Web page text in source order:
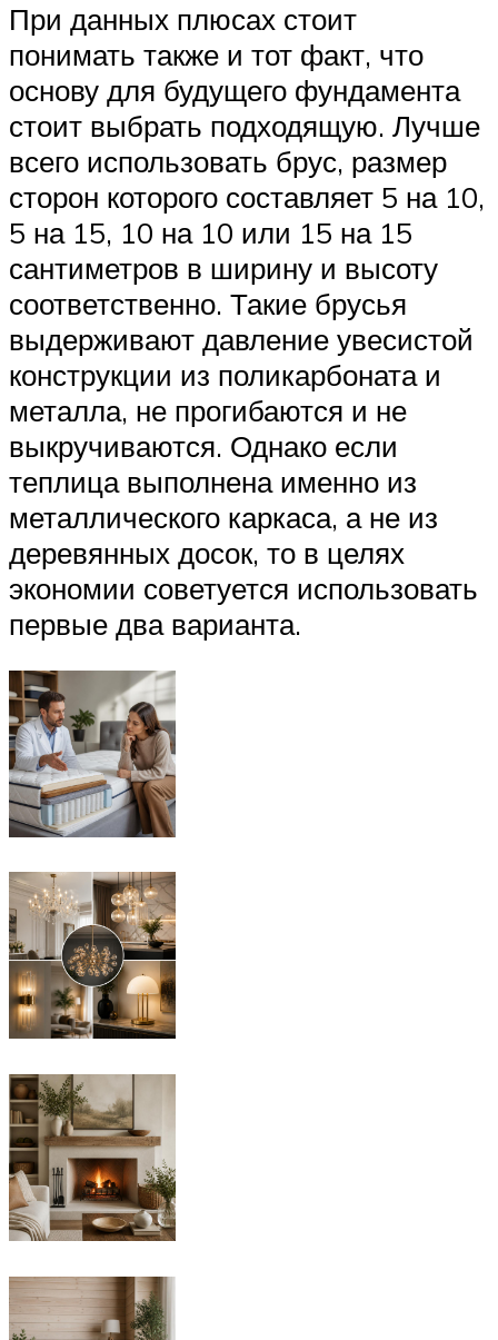
При данных плюсах стоит
понимать также и тот факт, что
основу для будущего фундамента
стоит выбрать подходящую. Лучше
всего использовать брус, размер
сторон которого составляет 5 на 10,
5 на 15, 10 на 10 или 15 на 15
сантиметров в ширину и высоту
соответственно. Такие брусья
выдерживают давление увесистой
конструкции из поликарбоната и
металла, не прогибаются и не
выкручиваются. Однако если
теплица выполнена именно из
металлического каркаса, а не из
деревянных досок, то в целях
экономии советуется использовать
первые два варианта.